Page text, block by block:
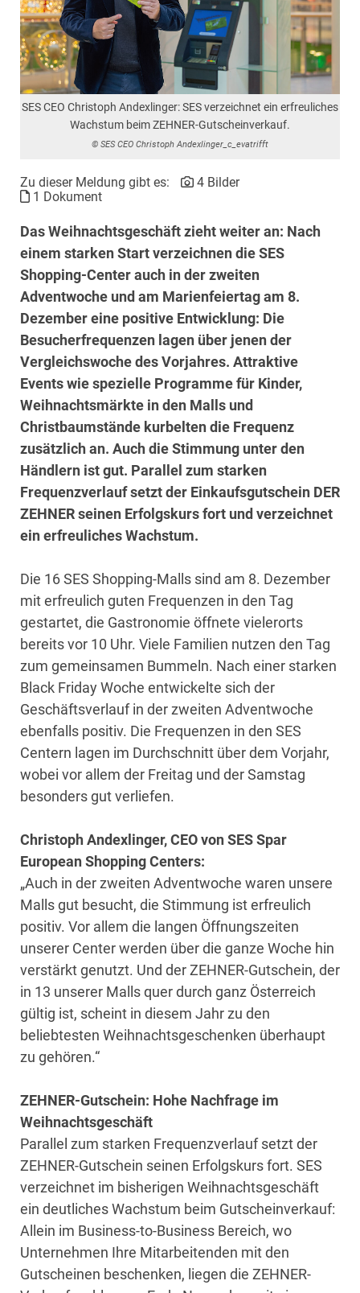
SES CEO Christoph Andexlinger: SES verzeichnet ein erfreuliches
Wachstum beim ZEHNER-Gutscheinverkauf.
© SES CEO Christoph Andexlinger_c_evatrifft
Zu dieser Meldung gibt es:
4 Bilder
1 Dokument
Das Weihnachtsgeschäft zieht weiter an: Nach
einem starken Start verzeichnen die SES
Shopping-Center auch in der zweiten
Adventwoche und am Marienfeiertag am 8.
Dezember eine positive Entwicklung: Die
Besucherfrequenzen lagen über jenen der
Vergleichswoche des Vorjahres. Attraktive
Events wie spezielle Programme für Kinder,
Weihnachtsmärkte in den Malls und
Christbaumstände kurbelten die Frequenz
zusätzlich an. Auch die Stimmung unter den
Händlern ist gut. Parallel zum starken
Frequenzverlauf setzt der Einkaufsgutschein DER
ZEHNER seinen Erfolgskurs fort und verzeichnet
ein erfreuliches Wachstum.
Die 16 SES Shopping-Malls sind am 8. Dezember
mit erfreulich guten Frequenzen in den Tag
gestartet, die Gastronomie öffnete vielerorts
bereits vor 10 Uhr. Viele Familien nutzen den Tag
zum gemeinsamen Bummeln. Nach einer starken
Black Friday Woche entwickelte sich der
Geschäftsverlauf in der zweiten Adventwoche
ebenfalls positiv. Die Frequenzen in den SES
Centern lagen im Durchschnitt über dem Vorjahr,
wobei vor allem der Freitag und der Samstag
besonders gut verliefen.
Christoph Andexlinger, CEO von SES Spar
European Shopping Centers:
„Auch in der zweiten Adventwoche waren unsere
Malls gut besucht, die Stimmung ist erfreulich
positiv. Vor allem die langen Öffnungszeiten
unserer Center werden über die ganze Woche hin
verstärkt genutzt. Und der ZEHNER-Gutschein, der
in 13 unserer Malls quer durch ganz Österreich
gültig ist, scheint in diesem Jahr zu den
beliebtesten Weihnachtsgeschenken überhaupt
zu gehören.“
ZEHNER-Gutschein: Hohe Nachfrage im
Weihnachtsgeschäft
Parallel zum starken Frequenzverlauf setzt der
ZEHNER-Gutschein seinen Erfolgskurs fort. SES
verzeichnet im bisherigen Weihnachtsgeschäft
ein deutliches Wachstum beim Gutscheinverkauf:
Allein im Business-to-Business Bereich, wo
Unternehmen Ihre Mitarbeitenden mit den
Gutscheinen beschenken, liegen die ZEHNER-